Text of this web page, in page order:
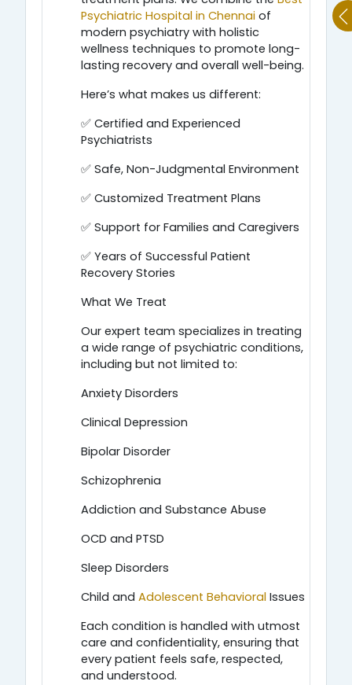
Psychiatric Hospital in Chennai of
modern psychiatry with holistic
wellness techniques to promote long-
lasting recovery and overall well-being.
Here’s what makes us different:
✅ Certified and Experienced
Psychiatrists
✅ Safe, Non-Judgmental Environment
✅ Customized Treatment Plans
✅ Support for Families and Caregivers
✅ Years of Successful Patient
Recovery Stories
What We Treat
Our expert team specializes in treating
a wide range of psychiatric conditions,
including but not limited to:
Anxiety Disorders
Clinical Depression
Bipolar Disorder
Schizophrenia
Addiction and Substance Abuse
OCD and PTSD
Sleep Disorders
Child and Adolescent Behavioral Issues
Each condition is handled with utmost
care and confidentiality, ensuring that
every patient feels safe, respected,
and understood.